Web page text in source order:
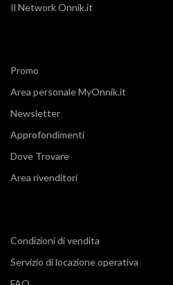
Il Network Onnik.it
Promo
Area personale MyOnnik.it
Newsletter
Approfondimenti
Dove Trovare
Area rivenditori
Condizioni di vendita
Servizio di locazione operativa